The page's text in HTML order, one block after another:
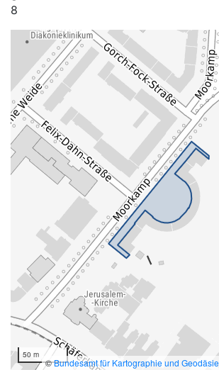
8
50 m
©Bundesamt für Kartographie und Geodäsie